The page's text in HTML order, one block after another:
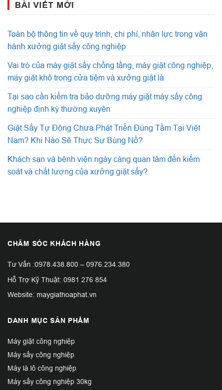
BÀI VIẾT MỚI
Toàn bộ thông tin về quy trình, chi phí, nhân lực trong vận
hành xưởng giặt sấy công nghiệp
Vai trò của máy giặt sấy chồng tầng, máy giặt công nghiệp,
máy giặt khô trong cửa tiệm và xưởng giặt là
Tại sao cần kiểm tra bảo dưỡng máy giặt máy sấy công
nghiệp định kỳ thường xuyên
Giặt Sấy Tự Động Chưa Phát Triển Đúng Tầm Tại Việt
Nam? Khi Nào Sẽ Thực Sự Bùng Nổ?
Khách sạn và bệnh viện ngày càng quan tâm đến kiểm
soát và chất lượng của xưởng giặt sấy?
CHĂM SÓC KHÁCH HÀNG
Tư Vấn :0978.438.800 – 0976.234.380
Hỗ Trợ Kỹ Thuật: 0981 276 854
Website: maygiathoaphat.vn
DANH MỤC SẢN PHẨM
Máy giặt công nghiệp
Máy sấy công nghiệp
Máy là lô công nghiệp
Máy sấy công nghiệp 30kg